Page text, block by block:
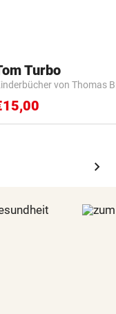
Turbo
von Thomas
chevron_right